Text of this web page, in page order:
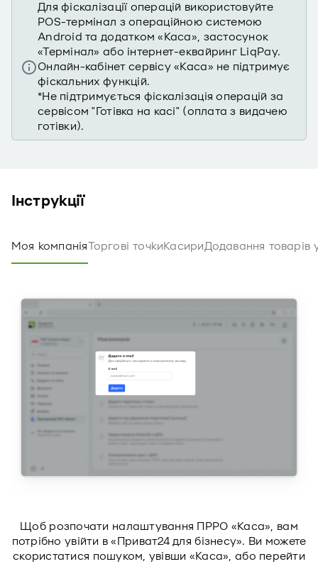
Для фіскалізації операцій використовуйте
POS-термінал з операційною системою
Android та додатком «Каса», застосунок
«Термінал» або інтернет-еквайринг LiqPay.
Онлайн-кабінет сервісу «Каса» не підтримує
фіскальних функцій.
*Не підтримується фіскалізація операцій за
сервісом "Готівка на касі" (оплата з видачею
готівки).
Інструкції
Моя компаніяТоргові точкиКасириДодавання товарів
Щоб розпочати налаштування ПРРО «Каса», вам
потрібно увійти в «Приват24 для бізнесу». Ви можете
скористатися пошуком, увівши «Каса», або перейти